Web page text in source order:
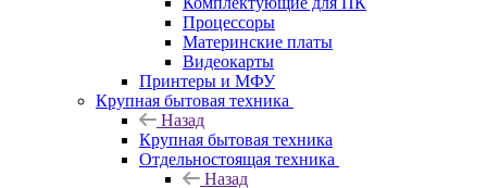
Процессоры
Материнские платы
Видеокарты
Принтеры и МФУ
Крупная бытовая техника
Назад
Крупная бытовая техника
Отдельностоящая техника
Назад